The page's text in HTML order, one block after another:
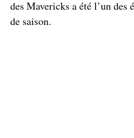
des Mavericks a été l’un des
de saison.